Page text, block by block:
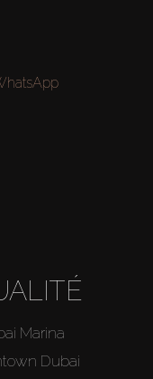
Marina
Dubai